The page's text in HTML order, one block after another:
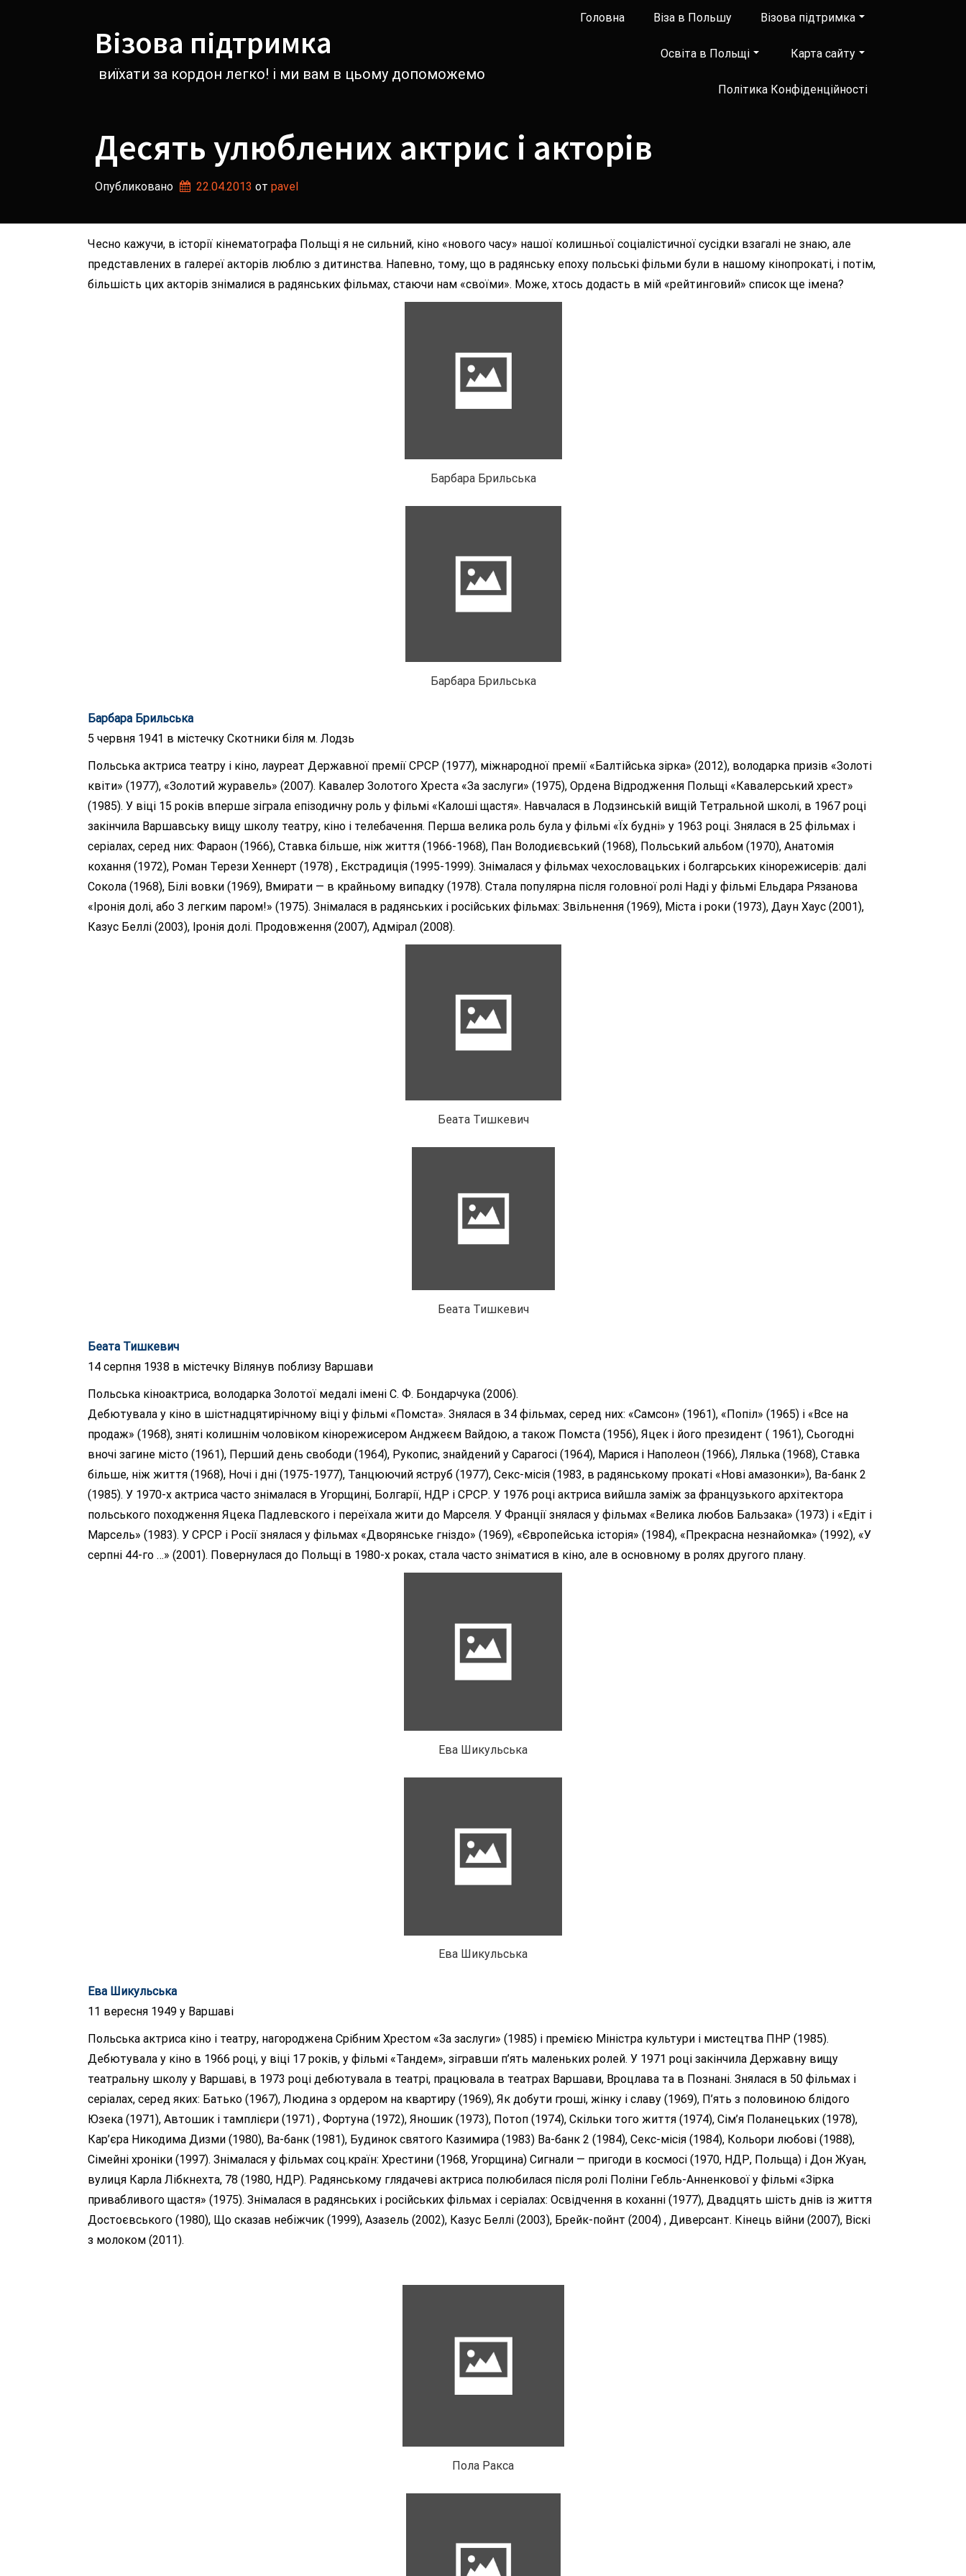
Візова підтримка
виїхати за кордон легко! і ми вам в цьому допоможемо
Головна Віза в Польшу Візова підтримка
Освіта в Польщі Карта сайту
Політика Конфіденційності
Десять улюблених актрис і акторів
Опубликовано 22.04.2013 от pavel
Чесно кажучи, в історії кінематографа Польщі я не сильний, кіно «нового часу» нашої колишньої соціалістичної сусідки взагалі не знаю, але
представлених в галереї акторів люблю з дитинства. Напевно, тому, що в радянську епоху польські фільми були в нашому кінопрокаті, і потім,
більшість цих акторів знімалися в радянських фільмах, стаючи нам «своїми». Може, хтось додасть в мій «рейтинговий» список ще імена?
Барбара Брильська
Барбара Брильська
Барбара Брильська
5 червня 1941 в містечку Скотники біля м. Лодзь
Польська актриса театру і кіно, лауреат Державної премії СРСР (1977), міжнародної премії «Балтійська зірка» (2012), володарка призів «Золоті
квіти» (1977), «Золотий журавель» (2007). Кавалер Золотого Хреста «За заслуги» (1975), Ордена Відродження Польщі «Кавалерський хрест»
(1985). У віці 15 років вперше зіграла епізодичну роль у фільмі «Калоші щастя». Навчалася в Лодзинській вищій Тетральной школі, в 1967 році
закінчила Варшавську вищу школу театру, кіно і телебачення. Перша велика роль була у фільмі «Їх будні» у 1963 році. Знялася в 25 фільмах і
серіалах, серед них: Фараон (1966), Ставка більше, ніж життя (1966-1968), Пан Володиєвський (1968), Польський альбом (1970), Анатомія
кохання (1972), Роман Терези Хеннерт (1978) , Екстрадиція (1995-1999). Знімалася у фільмах чехословацьких і болгарських кінорежисерів: далі
Сокола (1968), Білі вовки (1969), Вмирати — в крайньому випадку (1978). Стала популярна після головної ролі Наді у фільмі Ельдара Рязанова
«Іронія долі, або З легким паром!» (1975). Знімалася в радянських і російських фільмах: Звільнення (1969), Міста і роки (1973), Даун Хаус (2001),
Казус Беллі (2003), Іронія долі. Продовження (2007), Адмірал (2008).
Беата Тишкевич
Беата Тишкевич
Беата Тишкевич
14 серпня 1938 в містечку Вілянув поблизу Варшави
Польська кіноактриса, володарка Золотої медалі імені С. Ф. Бондарчука (2006).
Дебютувала у кіно в шістнадцятирічному віці у фільмі «Помста». Знялася в 34 фільмах, серед них: «Самсон» (1961), «Попіл» (1965) і «Все на
продаж» (1968), зняті колишнім чоловіком кінорежисером Анджеєм Вайдою, а також Помста (1956), Яцек і його президент ( 1961), Сьогодні
вночі загине місто (1961), Перший день свободи (1964), Рукопис, знайдений у Сарагосі (1964), Марися і Наполеон (1966), Лялька (1968), Ставка
більше, ніж життя (1968), Ночі і дні (1975-1977), Танцюючий яструб (1977), Секс-місія (1983, в радянському прокаті «Нові амазонки»), Ва-банк 2
(1985). У 1970-х актриса часто знімалася в Угорщині, Болгарії, НДР і СРСР. У 1976 році актриса вийшла заміж за французького архітектора
польського походження Яцека Падлевского і переїхала жити до Марселя. У Франції знялася у фільмах «Велика любов Бальзака» (1973) і «Едіт і
Марсель» (1983). У СРСР і Росії знялася у фільмах «Дворянське гніздо» (1969), «Європейська історія» (1984), «Прекрасна незнайомка» (1992), «У
серпні 44-го …» (2001). Повернулася до Польщі в 1980-х роках, стала часто зніматися в кіно, але в основному в ролях другого плану.
Ева Шикульська
Ева Шикульська
Ева Шикульська
11 вересня 1949 у Варшаві
Польська актриса кіно і театру, нагороджена Срібним Хрестом «За заслуги» (1985) і премією Міністра культури і мистецтва ПНР (1985).
Дебютувала у кіно в 1966 році, у віці 17 років, у фільмі «Тандем», зігравши п’ять маленьких ролей. У 1971 році закінчила Державну вищу
театральну школу у Варшаві, в 1973 році дебютувала в театрі, працювала в театрах Варшави, Вроцлава та в Познані. Знялася в 50 фільмах і
серіалах, серед яких: Батько (1967), Людина з ордером на квартиру (1969), Як добути гроші, жінку і славу (1969), П’ять з половиною блідого
Юзека (1971), Автошик і тамплієри (1971) , Фортуна (1972), Яношик (1973), Потоп (1974), Скільки того життя (1974), Сім’я Поланецьких (1978),
Кар’єра Никодима Дизми (1980), Ва-банк (1981), Будинок святого Казимира (1983) Ва-банк 2 (1984), Секс-місія (1984), Кольори любові (1988),
Сімейні хроніки (1997). Знімалася у фільмах соц.країн: Хрестини (1968, Угорщина) Сигнали — пригоди в космосі (1970, НДР, Польща) і Дон Жуан,
вулиця Карла Лібкнехта, 78 (1980, НДР). Радянському глядачеві актриса полюбилася після ролі Поліни Гебль-Анненкової у фільмі «Зірка
привабливого щастя» (1975). Знімалася в радянських і російських фільмах і серіалах: Освідчення в коханні (1977), Двадцять шість днів із життя
Достоєвського (1980), Що сказав небіжчик (1999), Азазель (2002), Казус Беллі (2003), Брейк-пойнт (2004) , Диверсант. Кінець війни (2007), Віскі
з молоком (2011).
Пола Ракса